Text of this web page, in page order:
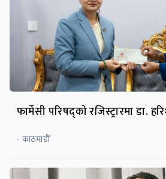
फार्मेसी परिषद्को रजिस्ट्रारमा डा.
- काठमाडाैं